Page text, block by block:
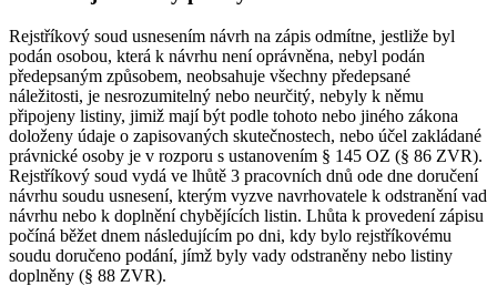
Rejstříkový soud usnesením návrh na zápis odmítne, jestliže byl
podán osobou, která k návrhu není oprávněna, nebyl podán
předepsaným způsobem, neobsahuje všechny předepsané
náležitosti, je nesrozumitelný nebo neurčitý, nebyly k němu
připojeny listiny, jimiž mají být podle tohoto nebo jiného zákona
doloženy údaje o zapisovaných skutečnostech, nebo účel zakládané
právnické osoby je v rozporu s ustanovením § 145 OZ (§ 86 ZVR).
Rejstříkový soud vydá ve lhůtě 3 pracovních dnů ode dne doručení
návrhu soudu usnesení, kterým vyzve navrhovatele k odstranění vad
návrhu nebo k doplnění chybějících listin. Lhůta k provedení zápisu
počíná běžet dnem následujícím po dni, kdy bylo rejstříkovému
soudu doručeno podání, jímž byly vady odstraněny nebo listiny
doplněny (§ 88 ZVR).